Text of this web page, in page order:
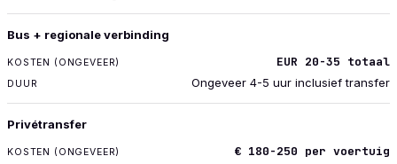
Bus + regionale verbinding
EUR 20-35 totaal
Ongeveer 4-5 uur inclusief transfer
Privétransfer
€ 180-250 per voertuig